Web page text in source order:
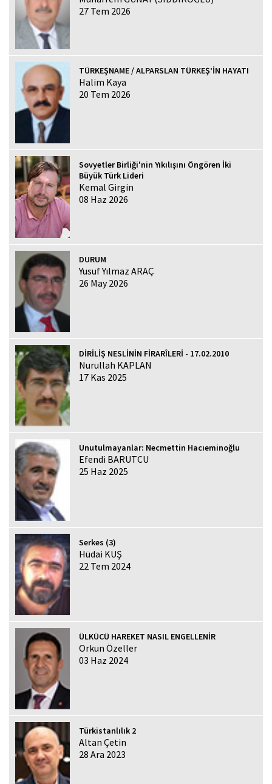
27 Tem 2026
TÜRKEŞNAME / ALPARSLAN TÜRKEŞ’İN HAYATI
Halim Kaya
20 Tem 2026
Sovyetler Birliği'nin Yıkılışını Öngören İki
Büyük Türk Lideri
Kemal Girgin
08 Haz 2026
DURUM
Yusuf Yılmaz ARAÇ
26 May 2026
DİRİLİŞ NESLİNİN FİRARÎLERİ - 17.02.2010
Nurullah KAPLAN
17 Kas 2025
Unutulmayanlar: Necmettin Hacıeminoğlu
Efendi BARUTCU
25 Haz 2025
Serkes (3)
Hüdai KUŞ
22 Tem 2024
ÜLKÜCÜ HAREKET NASIL ENGELLENİR
Orkun Özeller
03 Haz 2024
Türkistanlılık 2
Altan Çetin
28 Ara 2023